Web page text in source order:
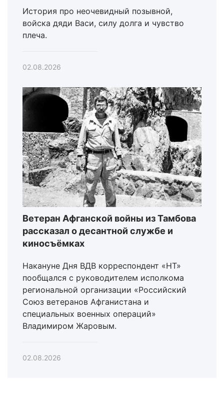
История про неочевидный позывной,
войска дяди Васи, силу долга и чувство
плеча.
02.08.2026
Ветеран Афганской войны из Тамбова
рассказал о десантной службе и
киносъёмках
Накануне Дня ВДВ корреспондент «НТ»
пообщался с руководителем исполкома
региональной организации «Российский
Союз ветеранов Афганистана и
специальных военных операций»
Владимиром Жаровым.
02.08.2026